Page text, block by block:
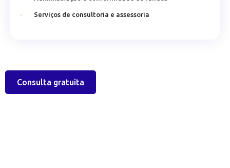
Serviços de consultoria e assessoria
Consulta gratuita